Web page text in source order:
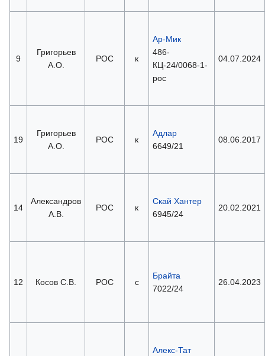
9
Григорьев
А.О.
РОС к
Ар-Мик
486-
КЦ-24/0068-1-
рос
04.07.2024
19
Григорьев
А.О.
РОС к
Адлар
6649/21
08.06.2017
14
Александров
А.В.
РОС к
Скай Хантер
6945/24
20.02.2021
12 Косов С.В. РОС с
Брайта
7022/24
26.04.2023
Алекс-Тат